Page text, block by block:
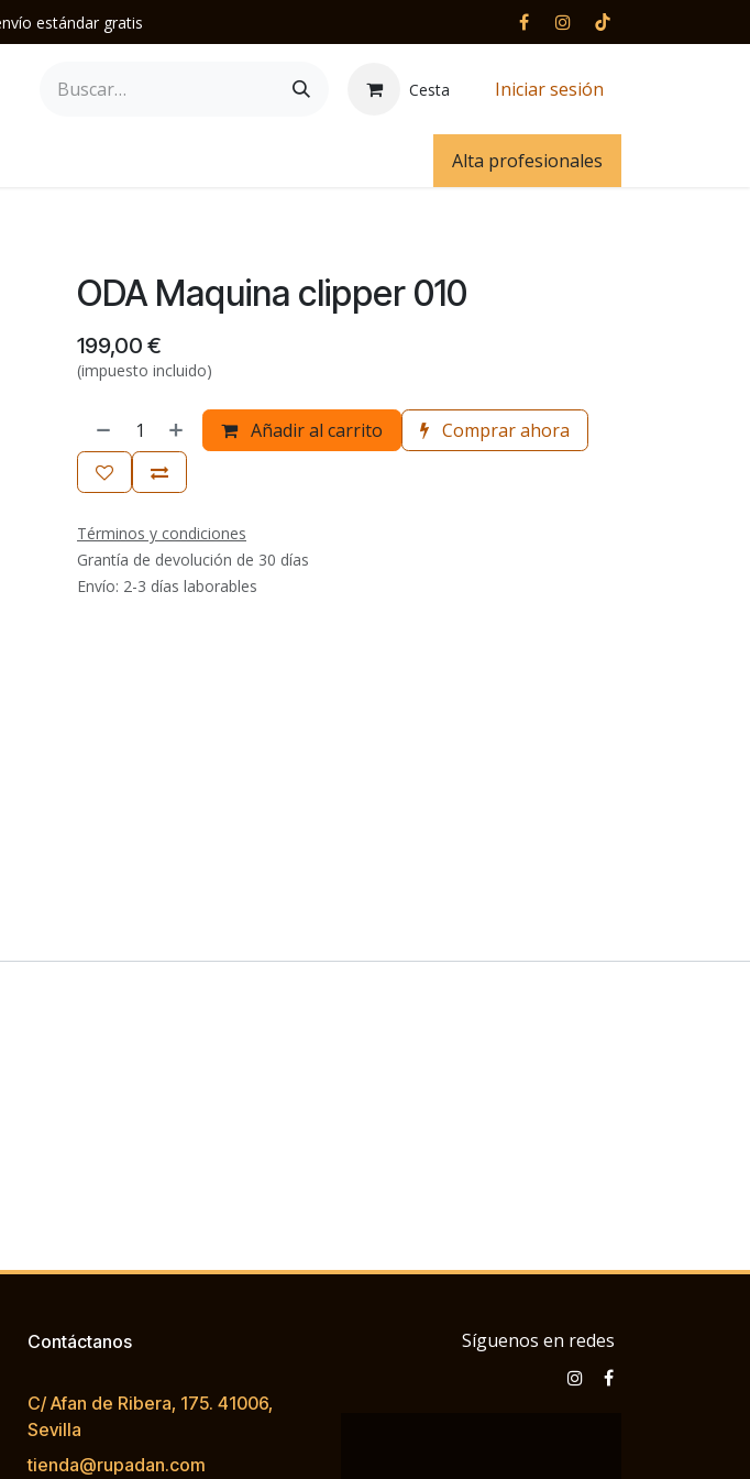
estándar gratis
Cesta Iniciar sesión
Alta profesionales
ODA Maquina clipper 010
199,00 €
(impuesto incluido)
Añadir al carrito Comprar ahora
Términos y condiciones
Grantía de devolución de 30 días
Envío: 2-3 días laborables
Contáctanos
C/ Afan de Ribera, 175. 41006,
Sevilla
tienda@rupadan.com
Síguenos en redes